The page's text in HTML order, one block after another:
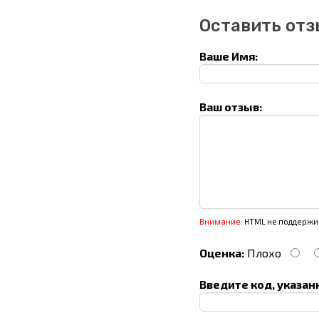
Оставить
Ваше Имя:
Ваш отзыв:
Внимание: HTML не
Оценка: Плохо
Введите код,